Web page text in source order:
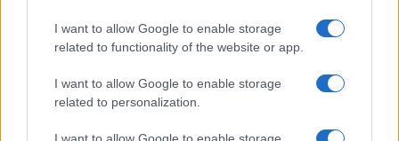
I want to allow Google to enable storage
related to functionality of the website or app.
I want to allow Google to enable storage
related to personalization.